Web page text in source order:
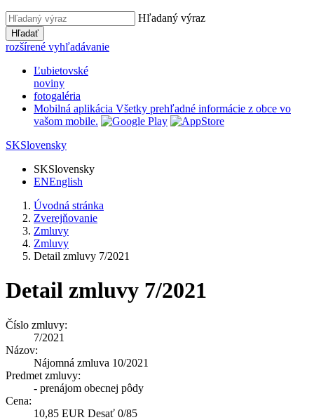
Hľadaný výraz
Hľadať
rozšírené vyhľadávanie
Ľubietovské
noviny
fotogaléria
Mobilná aplikácia Všetky prehľadné informácie z obce vo
vašom mobile.
SKSlovensky
SKSlovensky
ENEnglish
Úvodná stránka
Zverejňovanie
Zmluvy
Zmluvy
Detail zmluvy 7/2021
Detail zmluvy 7/2021
Číslo zmluvy:
7/2021
Názov:
Nájomná zmluva 10/2021
Predmet zmluvy:
- prenájom obecnej pôdy
Cena:
10,85 EUR Desať 0/85